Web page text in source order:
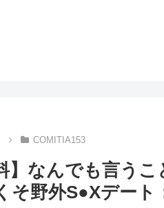
COMITIA153
】なんでも言う
そ野外S●Xデート